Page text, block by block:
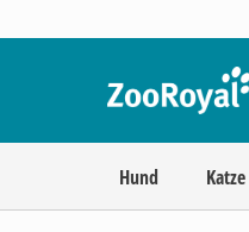
Hund Katze